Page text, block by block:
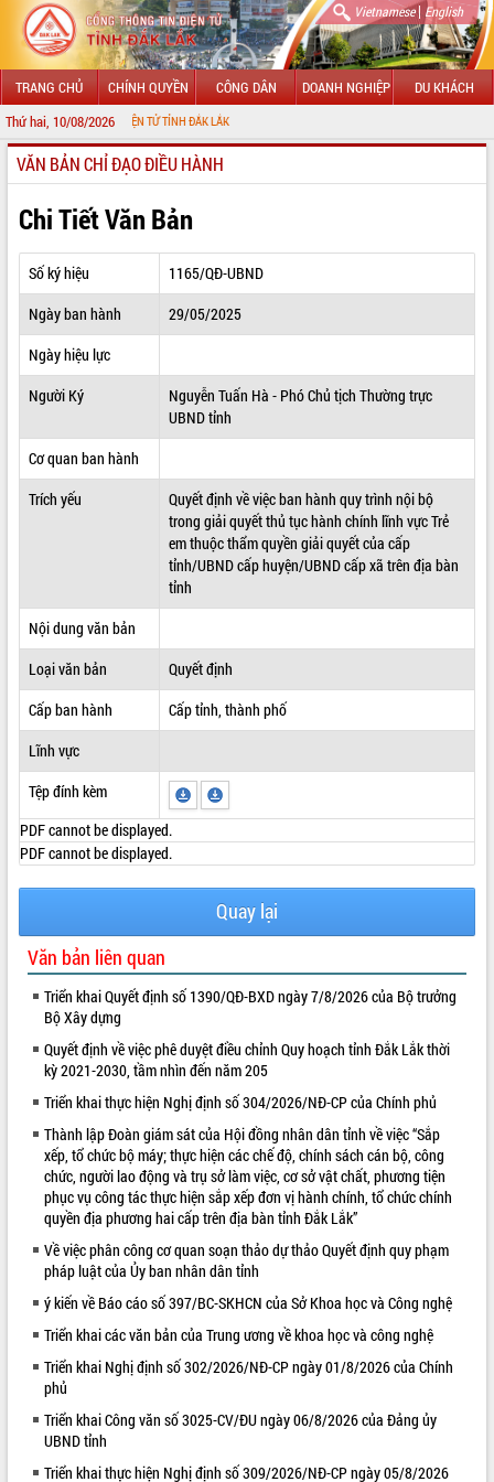
Vietnamese| English
TRANG CHỦ CHÍNH QUYỀN CÔNG DÂN DOANH NGHIỆP DU KHÁCH
Thứ hai, 10/08/2026
TIN ĐIỆN TỬ TỈNH ĐẮK LẮK
GIỚI THIỆU
LÃNH ĐẠO UBND TỈNH
TIN TỨC SỰ KIỆN
SỞ, BAN, NGÀNH
THÔNG TIN CHỈ ĐẠO ĐIỀU HÀNH
VĂN BẢN HĐND TỈNH
VIDEO
Trailer Lễ hội Sầu riêng Đắk Lắk năm
2026
Khám bệnh, cấp phát thuốc miễn phí
và tặng quà người dân xã Cư Pui
Hội nghị UBND tỉnh Đắk Lắk thường kỳ
tháng 7/2026
Lễ truy tặng danh hiệu “Bà Mẹ Việt
Nam Anh hùng” và trao Huân chương
Lao động
ALBUM ẢNH
VĂN BẢN CHỈ ĐẠO ĐIỀU HÀNH
Chi Tiết Văn Bản
Số ký hiệu
1165/QĐ-UBND
Ngày ban hành
29/05/2025
Ngày hiệu lực
Người Ký
Nguyễn Tuấn Hà - Phó Chủ tịch Thường trực
UBND tỉnh
Cơ quan ban hành
Trích yếu
Quyết định về việc ban hành quy trình nội bộ
trong giải quyết thủ tục hành chính lĩnh vực Trẻ
em thuộc thẩm quyền giải quyết của cấp
tỉnh/UBND cấp huyện/UBND cấp xã trên địa bàn
tỉnh
Nội dung văn bản
Loại văn bản
Quyết định
Cấp ban hành
Cấp tỉnh, thành phố
Lĩnh vực
Tệp đính kèm
PDF cannot be displayed.
PDF cannot be displayed.
Quay lại
Văn bản liên quan
Triển khai Quyết định số 1390/QĐ-BXD ngày 7/8/2026 của Bộ trưởng
Bộ Xây dựng
Quyết định về việc phê duyệt điều chỉnh Quy hoạch tỉnh Đắk Lắk thời
kỳ 2021-2030, tầm nhìn đến năm 205
Triển khai thực hiện Nghị định số 304/2026/NĐ-CP của Chính phủ
Thành lập Đoàn giám sát của Hội đồng nhân dân tỉnh về việc “Sắp
xếp, tổ chức bộ máy; thực hiện các chế độ, chính sách cán bộ, công
chức, người lao động và trụ sở làm việc, cơ sở vật chất, phương tiện
phục vụ công tác thực hiện sắp xếp đơn vị hành chính, tổ chức chính
quyền địa phương hai cấp trên địa bàn tỉnh Đắk Lắk”
Về việc phân công cơ quan soạn thảo dự thảo Quyết định quy phạm
pháp luật của Ủy ban nhân dân tỉnh
ý kiến về Báo cáo số 397/BC-SKHCN của Sở Khoa học và Công nghệ
Triển khai các văn bản của Trung ương về khoa học và công nghệ
Triển khai Nghị định số 302/2026/NĐ-CP ngày 01/8/2026 của Chính
phủ
Triển khai Công văn số 3025-CV/ĐU ngày 06/8/2026 của Đảng ủy
UBND tỉnh
Triển khai thực hiện Nghị định số 309/2026/NĐ-CP ngày 05/8/2026